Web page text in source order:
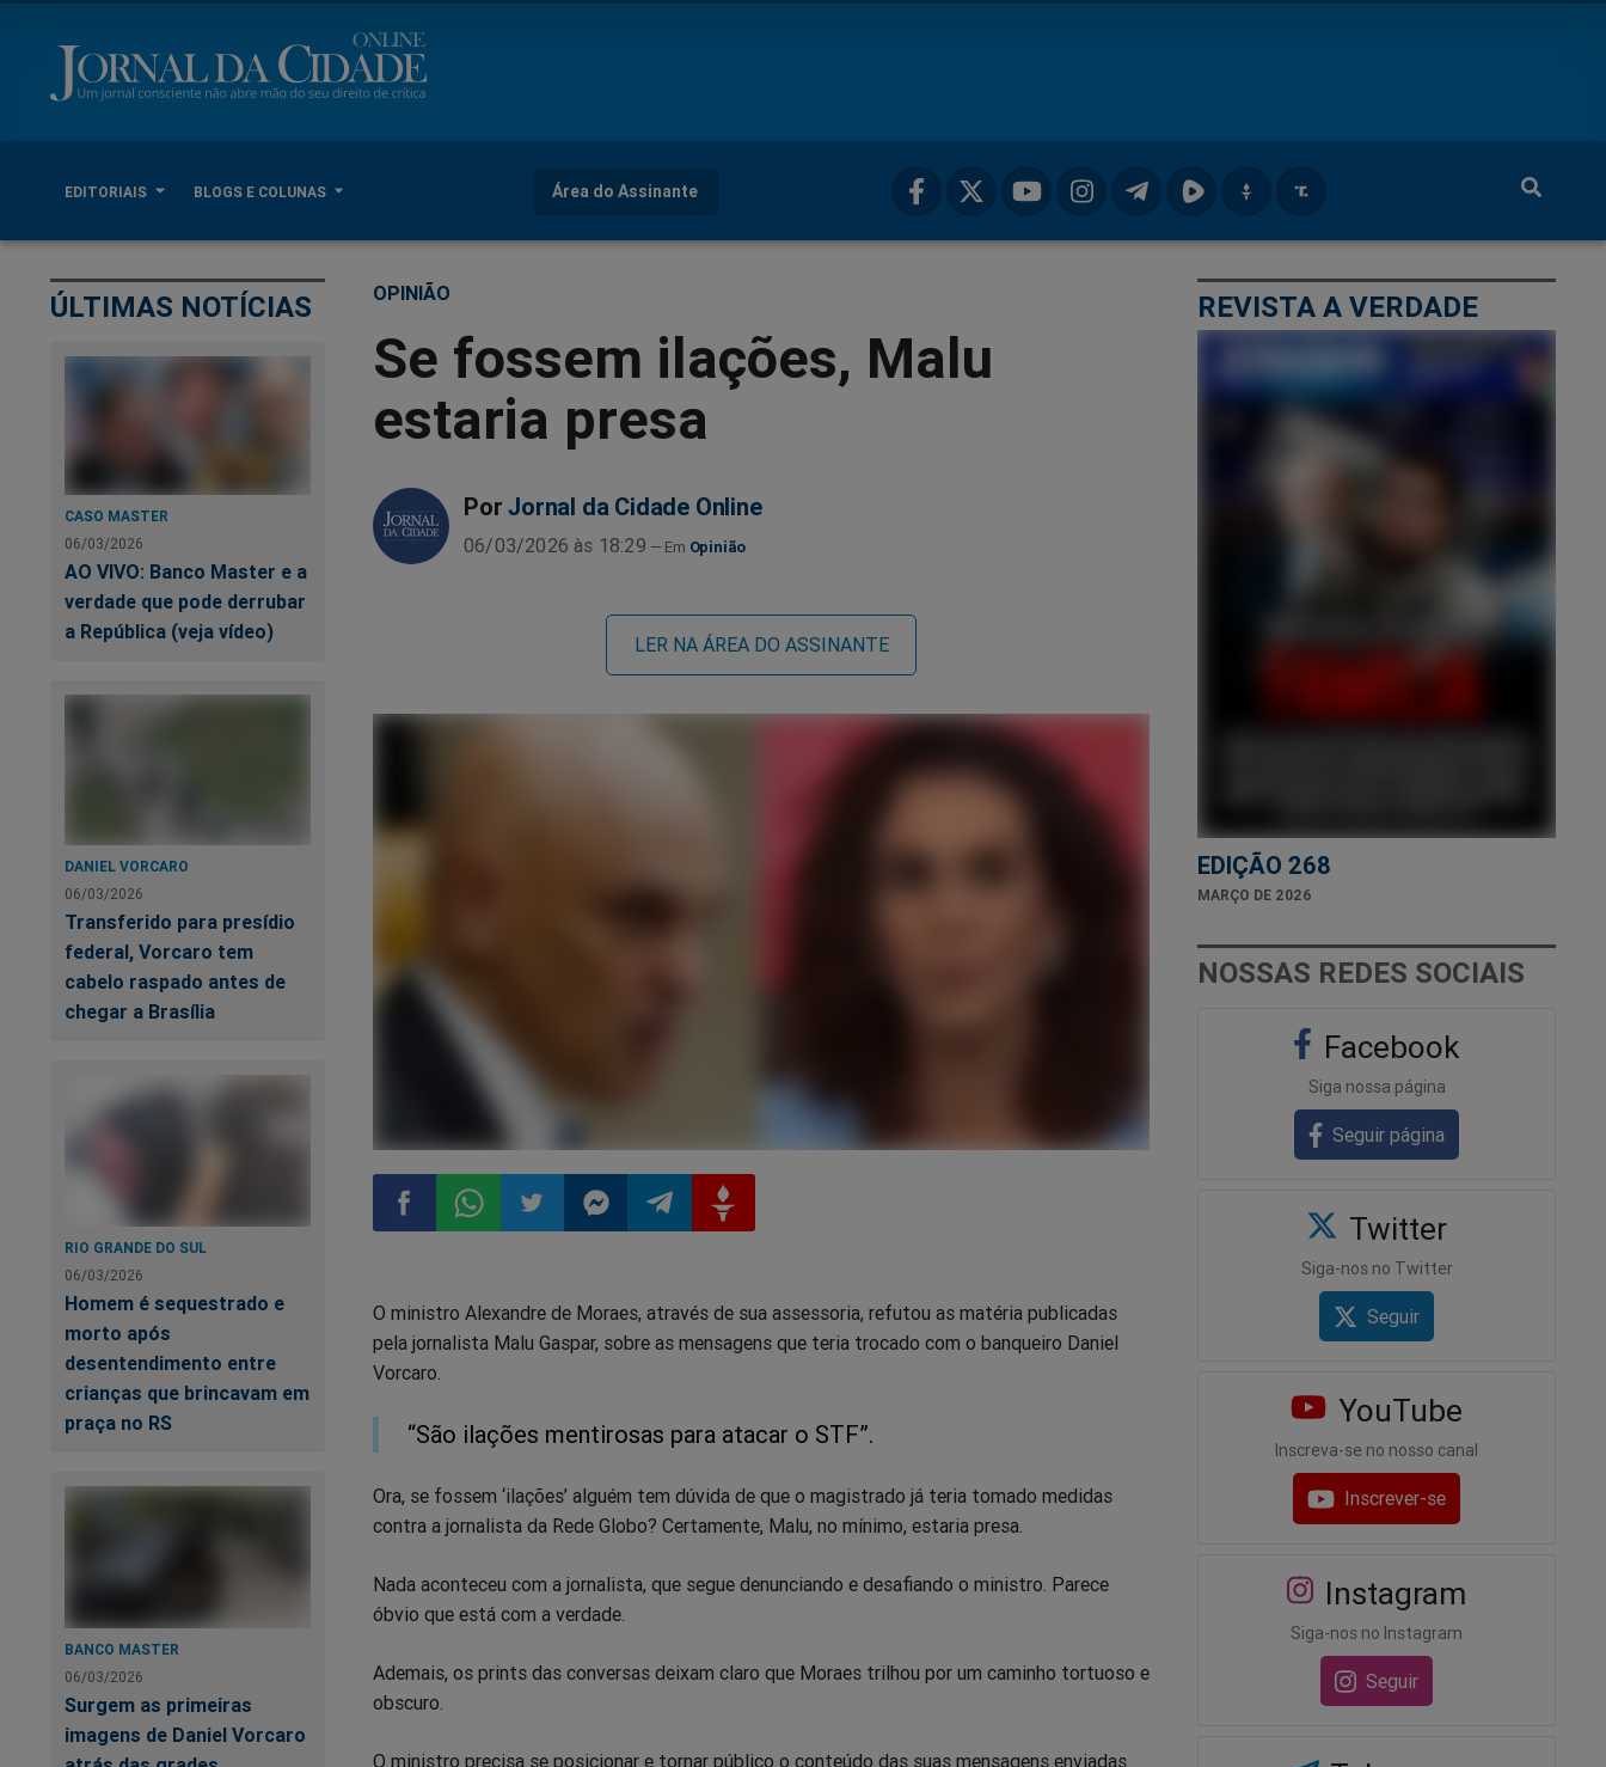
EDITORIAIS BLOGS E COLUNAS Área do Assinante
ÚLTIMAS NOTÍCIAS
CASO MASTER
06/03/2026
AO VIVO: Banco Master e a
verdade que pode derrubar
a República (veja vídeo)
DANIEL VORCARO
06/03/2026
Transferido para presídio
federal, Vorcaro tem
cabelo raspado antes de
chegar a Brasília
RIO GRANDE DO SUL
06/03/2026
Homem é sequestrado e
morto após
desentendimento entre
crianças que brincavam em
praça no RS
BANCO MASTER
06/03/2026
Surgem as primeiras
imagens de Daniel Vorcaro
OPINIÃO
Se fossem ilações, Malu
estaria presa
Por Jornal da Cidade Online
06/03/2026 às 18:29 Opinião
LER NA ÁREA DO ASSINANTE
no
Facebook
no
Whatsapp
no
no
no
no
O ministro Alexandre de Moraes, através de sua assessoria, refutou as matéria publicadas
pela jornalista Malu Gaspar, sobre as mensagens que teria trocado com o banqueiro Daniel
Vorcaro.
“São ilações mentirosas para atacar o STF”.
Ora, se fossem ‘ilações’ alguém tem dúvida de que o magistrado já teria tomado medidas
contra a jornalista da Rede Globo? Certamente, Malu, no mínimo, estaria presa.
Nada aconteceu com a jornalista, que segue denunciando e desafiando o ministro. Parece
óbvio que está com a verdade.
Ademais, os prints das conversas deixam claro que Moraes trilhou por um caminho tortuoso e
obscuro.
O ministro precisa se posicionar e tornar público o conteúdo das suas mensagens enviadas
REVISTA A VERDADE
EDIÇÃO 268
MARÇO DE 2026
NOSSAS REDES SOCIAIS
Facebook
Siga nossa página
Seguir página
Twitter
Siga-nos no Twitter
Seguir
YouTube
Inscreva-se no nosso canal
Inscrever-se
Instagram
Siga-nos no Instagram
Seguir